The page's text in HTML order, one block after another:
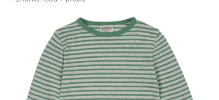
hvězdiček.